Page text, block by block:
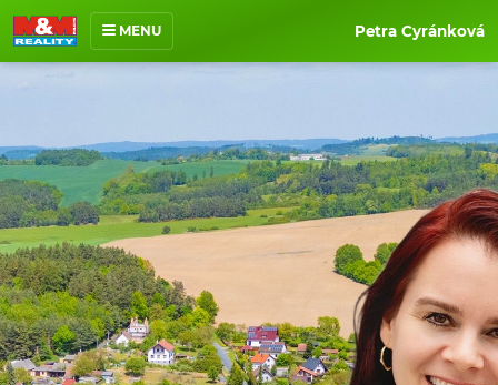
MENU
O mně
Prodané nemovitosti
Reference
Jak pracuji
Kontakt
Petra Cyránková